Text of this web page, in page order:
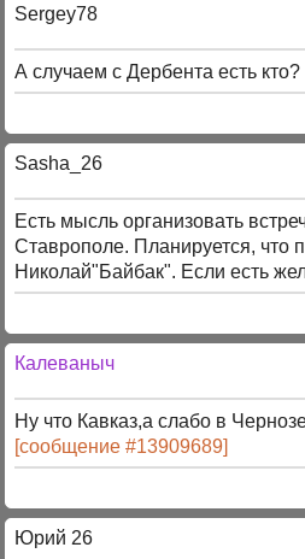
Sergey78
А случаем с Дербента есть кто?
Sasha_26
Есть мысль организовать
Ставрополе. Планируется, что
Николай"Байбак". Если есть
Калеваныч
Ну что Кавказ,а слабо в
[сообщение #13909689]
Юрий 26